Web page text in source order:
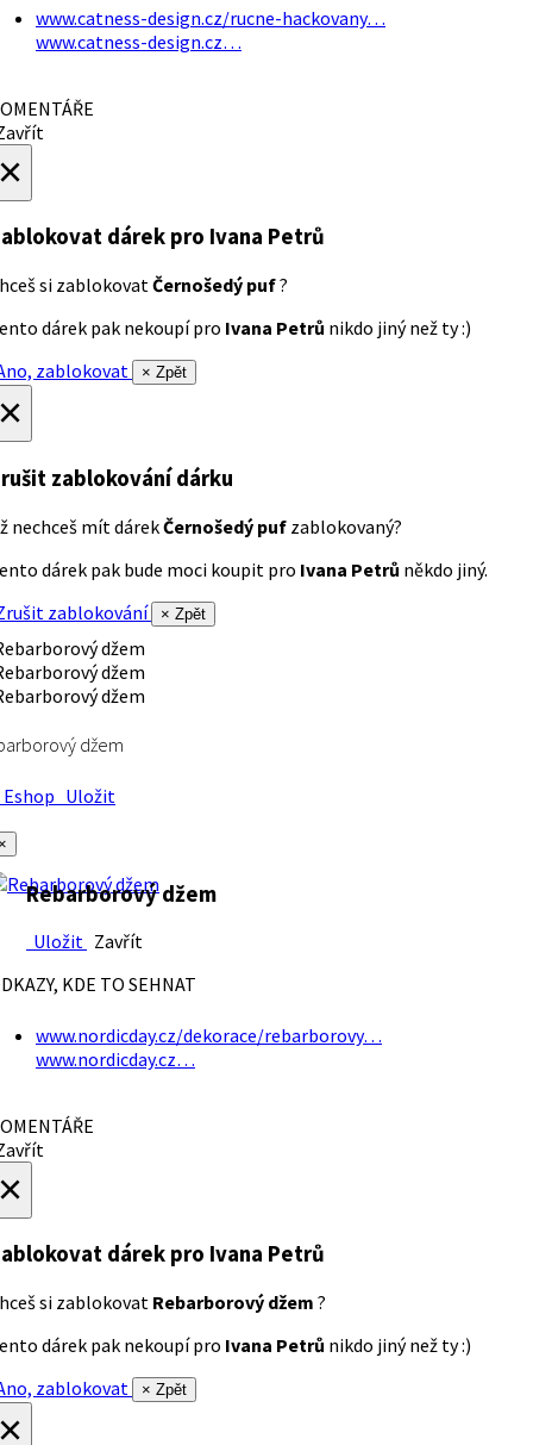
www.catness-design.cz/rucne-hackovany…
www.catness-design.cz…
dárek pro Ivana Petrů
si zablokovatČernošedý puf?
dárek pak nekoupí pro Ivana Petrů nikdo jiný než ty :)
zablokovat
× Zpět
zablokování dárku
nechceš mít dárekČernošedý puf zablokovaný?
dárek pak bude moci koupit pro Ivana Petrů někdo jiný.
zablokování
× Zpět
džem
Uložit
Rebarborový džem
Uložit Zavřít
KDE TO SEHNAT
www.nordicday.cz/dekorace/rebarborovy…
www.nordicday.cz…
dárek pro Ivana Petrů
si zablokovat Rebarborový džem ?
dárek pak nekoupí pro Ivana Petrů nikdo jiný než ty :)
zablokovat
× Zpět